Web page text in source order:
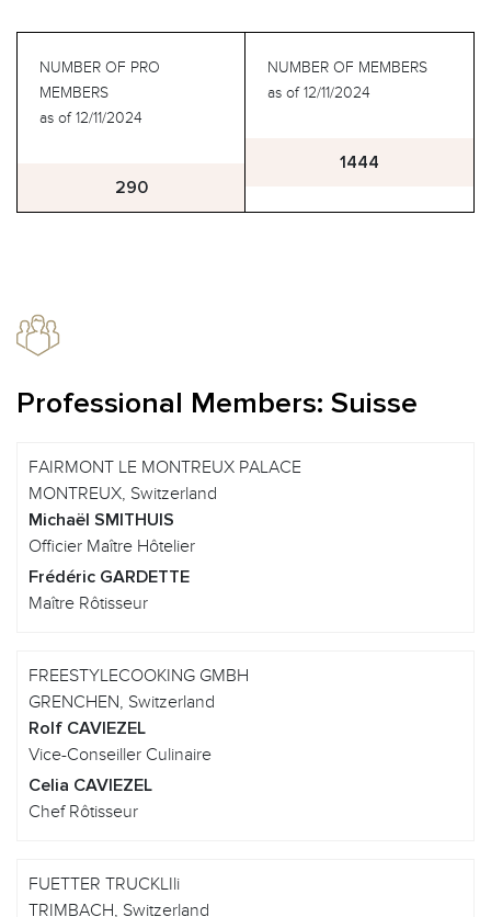
NUMBER OF PRO
MEMBERS
as of 12/11/2024
290
NUMBER OF MEMBERS
as of 12/11/2024
1444
Professional Members: Suisse
FAIRMONT LE MONTREUX PALACE
MONTREUX, Switzerland
Michaël SMITHUIS
Officier Maître Hôtelier
Frédéric GARDETTE
Maître Rôtisseur
FREESTYLECOOKING GMBH
GRENCHEN, Switzerland
Rolf CAVIEZEL
Vice-Conseiller Culinaire
Celia CAVIEZEL
Chef Rôtisseur
FUETTER TRUCKLIli
TRIMBACH, Switzerland